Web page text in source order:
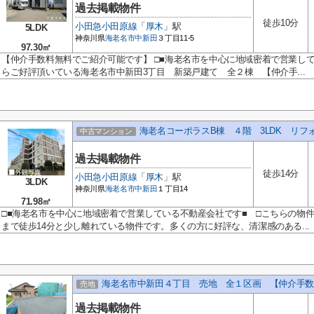
5LDK
97.30㎡
過去掲載物件
小田急小田原線 「 厚木 」駅
神奈川県海老名市中新田 ３丁目11-5
徒歩10分
【仲介手数料無料でご紹介可能です】 □■海老名市を中心に地域密着で営業
らご好評頂いている海老名市中新田3丁目 新築戸建て 全２棟 【仲介手...
3LDK
71.98㎡
中古マンション 海老名コーポラスB棟 ４階 3LDK リフ
過去掲載物件
小田急小田原線 「 厚木 」駅
神奈川県海老名市中新田 １丁目14
徒歩14分
□■海老名市を中心に地域密着で営業している不動産会社です■ □こちらの物
まで徒歩14分と少し離れている物件です。多くの方に好評な、清潔感のある...
売地 海老名市中新田４丁目 売地 全１区画 【仲介手数
過去掲載物件